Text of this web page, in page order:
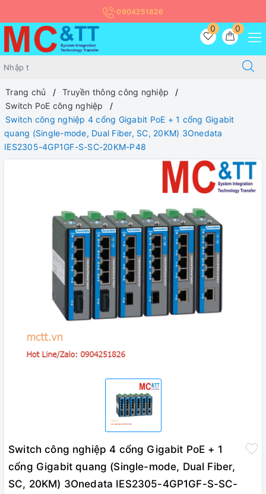
0904251826
0
0
Trang chủ
Truyền thông công nghiệp
Switch PoE công nghiệp
Switch công nghiệp 4 cổng Gigabit PoE + 1 cổng Gigabit
quang (Single-mode, Dual Fiber, SC, 20KM) 3Onedata
IES2305-4GP1GF-S-SC-20KM-P48
Switch công nghiệp 4 cổng Gigabit PoE + 1
cổng Gigabit quang (Single-mode, Dual Fiber,
SC, 20KM) 3Onedata IES2305-4GP1GF-S-SC-